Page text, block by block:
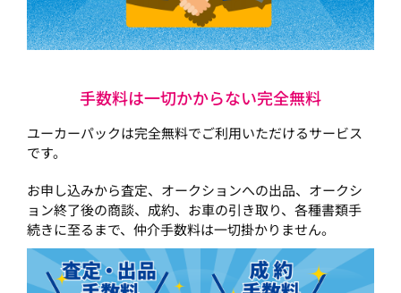
手数料は一切かからない完全無料
ユーカーパックは完全無料でご利用いただけるサービス
です。
お申し込みから査定、オークションへの出品、オークシ
ョン終了後の商談、成約、お車の引き取り、各種書類手
続きに至るまで、仲介手数料は一切掛かりません。